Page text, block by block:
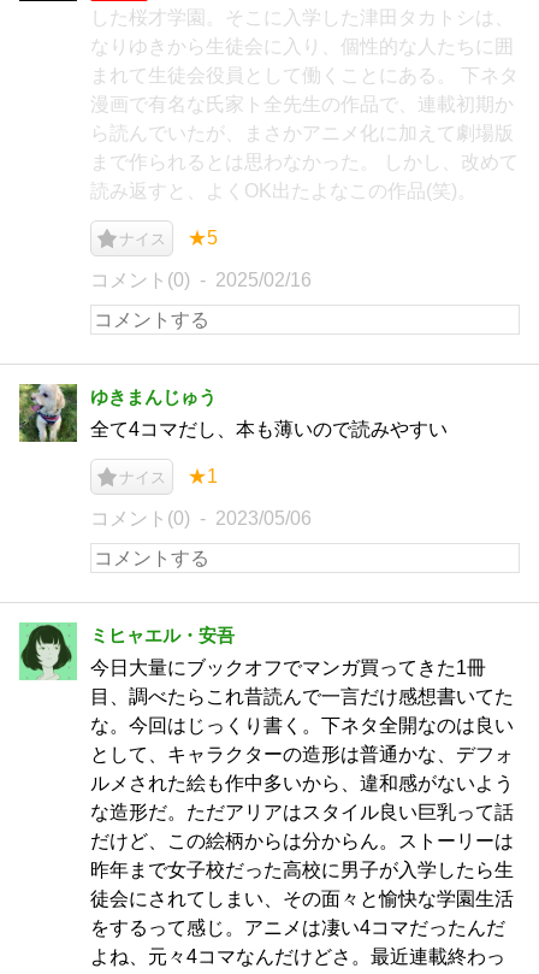
した桜才学園。そこに入学した津田タカトシは、
なりゆきから生徒会に入り、個性的な人たちに囲
まれて生徒会役員として働くことにある。 下ネタ
漫画で有名な氏家ト全先生の作品で、連載初期か
ら読んでいたが、まさかアニメ化に加えて劇場版
まで作られるとは思わなかった。 しかし、改めて
読み返すと、よくOK出たよなこの作品(笑)。
ナイス ★5
コメント(0) 2025/02/16
ゆきまんじゅう
全て4コマだし、本も薄いので読みやすい
ナイス ★1
コメント(0) 2023/05/06
ミヒャエル・安吾
今日大量にブックオフでマンガ買ってきた1冊
目、調べたらこれ昔読んで一言だけ感想書いてた
な。今回はじっくり書く。下ネタ全開なのは良い
として、キャラクターの造形は普通かな、デフォ
ルメされた絵も作中多いから、違和感がないよう
な造形だ。ただアリアはスタイル良い巨乳って話
だけど、この絵柄からは分からん。ストーリーは
昨年まで女子校だった高校に男子が入学したら生
徒会にされてしまい、その面々と愉快な学園生活
をするって感じ。アニメは凄い4コマだったんだ
よね、元々4コマなんだけどさ。最近連載終わっ